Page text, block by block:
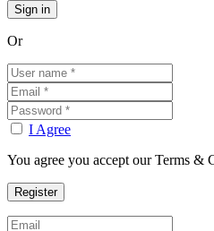
Or
I Agree
You agree you accept our Terms &